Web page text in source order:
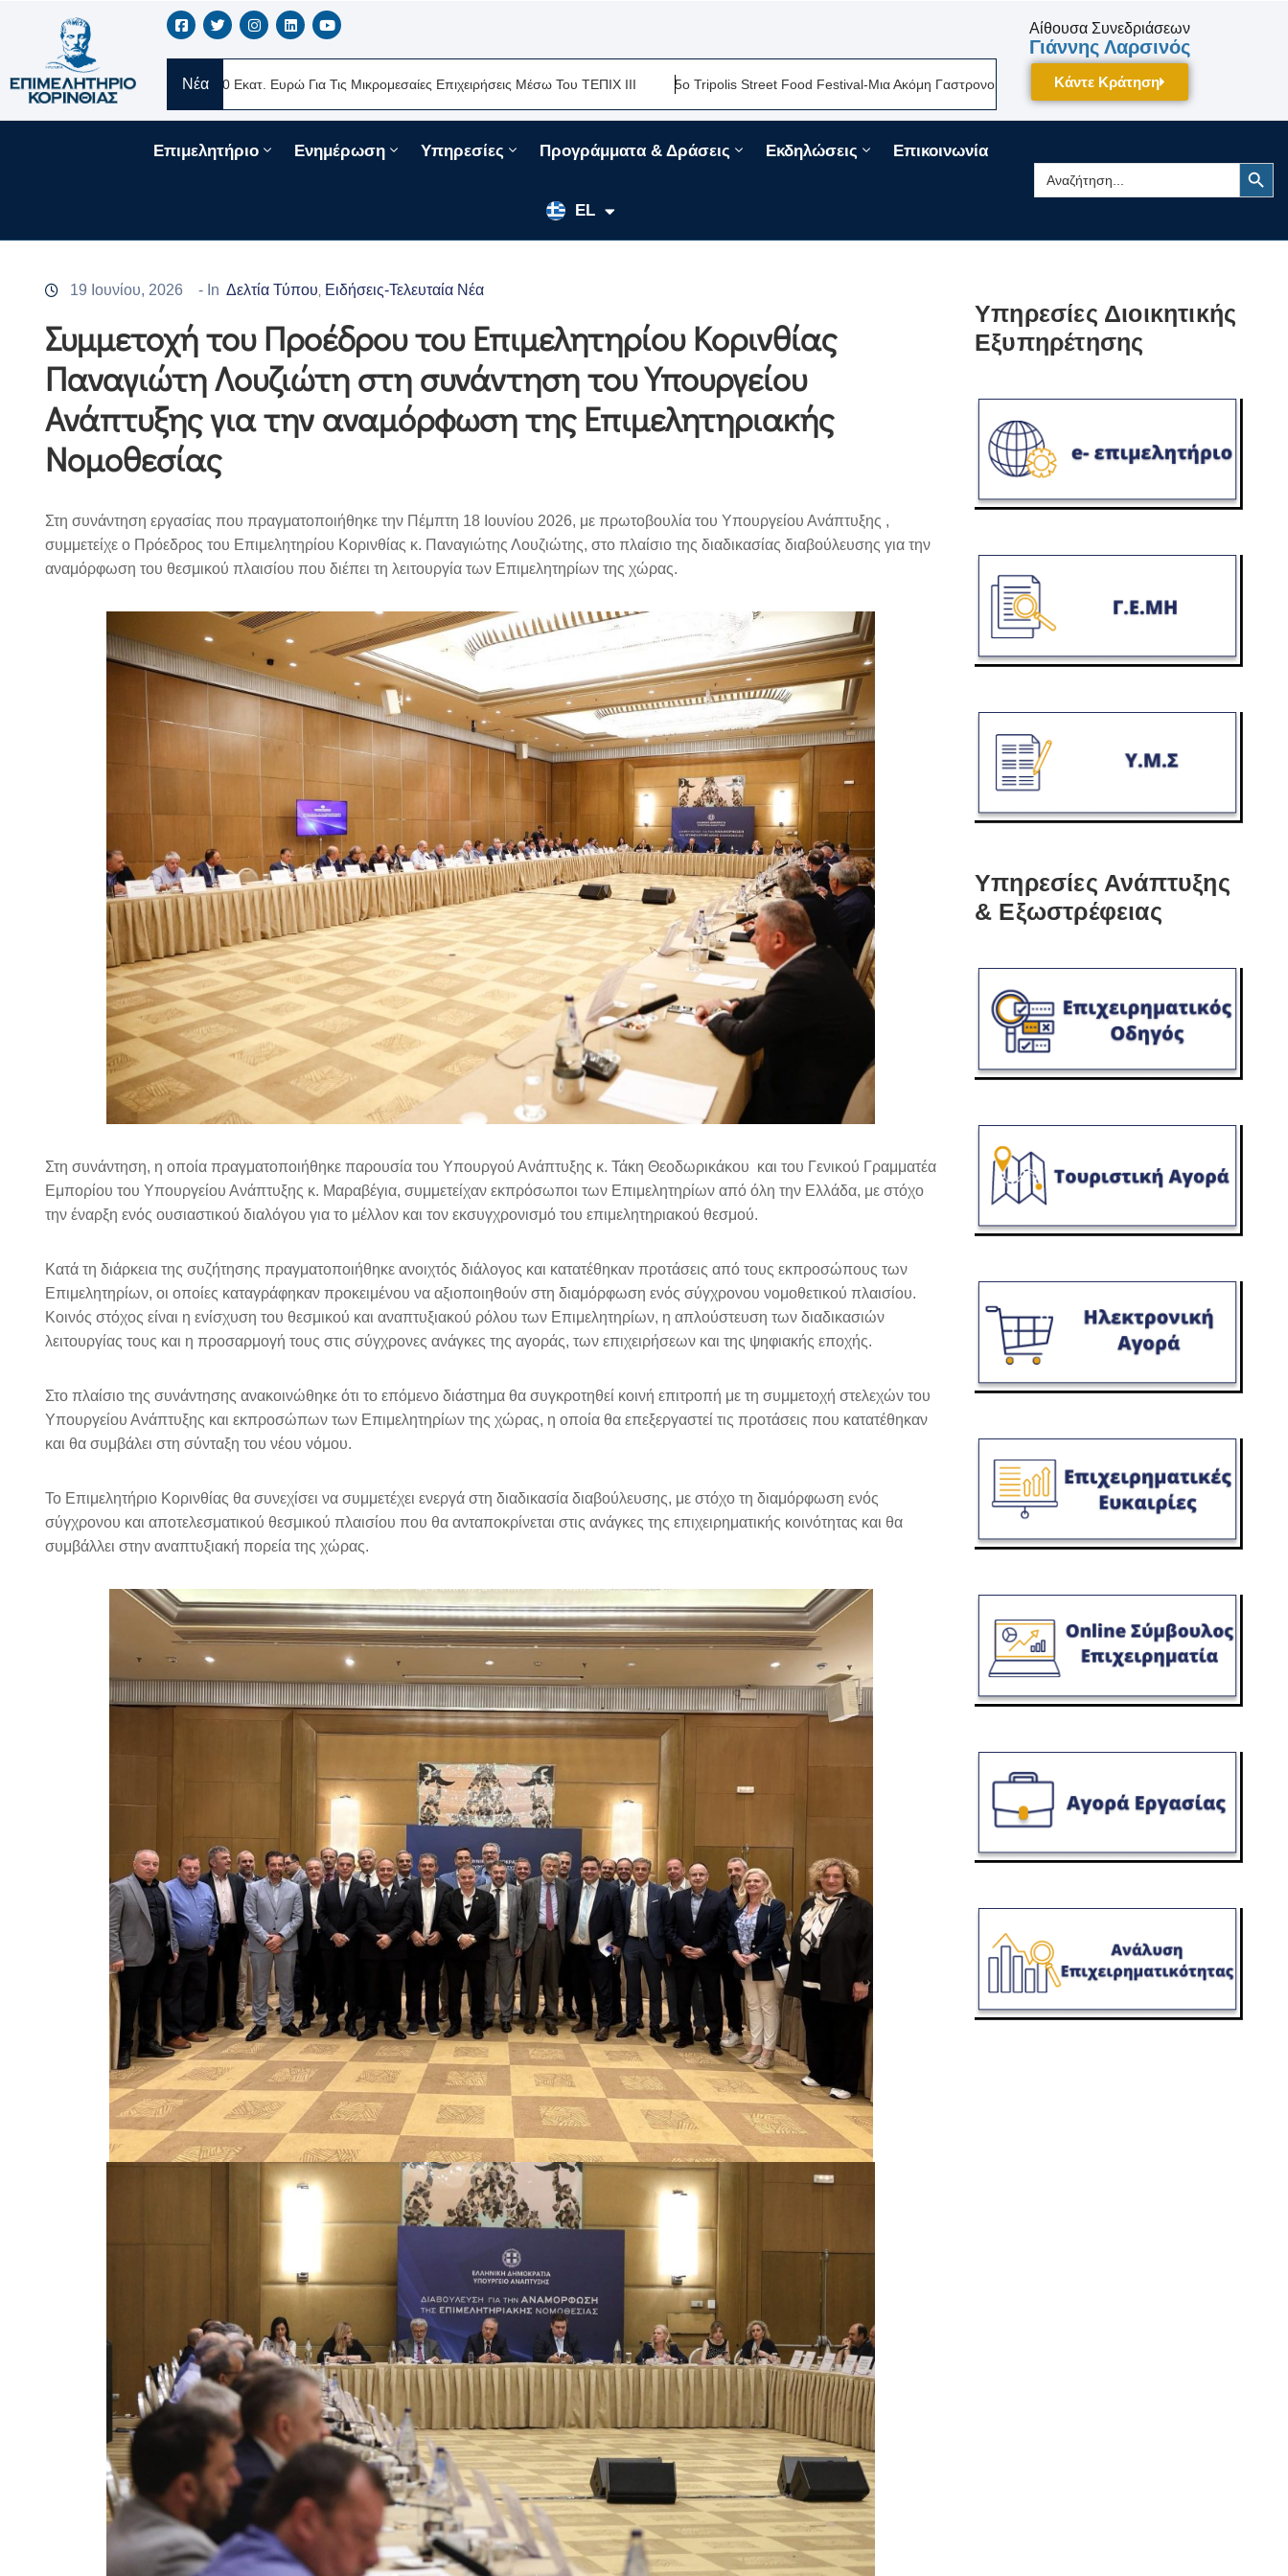
Νέα
Νέα Δάνεια 330 Εκατ. Ευρώ Για Τις Μικρομεσαίες Επιχειρήσεις Μέσω Του ΤΕΠΙΧ ΙΙΙ 5ο Tripolis Street Food Festival-Μια Ακόμη Γαστρονομική Γιορτή Της Πελοποννήσου Δίνει Ραντεβού Τον Σεπτέμβριο
Αίθουσα Συνεδριάσεων
Γιάννης Λαρσινός
Κάντε Κράτηση
Επιμελητήριο Ενημέρωση Υπηρεσίες Προγράμματα & Δράσεις Εκδηλώσεις Επικοινωνία
EL
EN
FR
Search
for:
Search Button
19 Ιουνίου, 2026 - In Δελτία Τύπου Ειδήσεις-Τελευταία Νέα
Συμμετοχή του Προέδρου του Επιμελητηρίου Κορινθίας
Παναγιώτη Λουζιώτη στη συνάντηση του Υπουργείου
Ανάπτυξης για την αναμόρφωση της Επιμελητηριακής
Νομοθεσίας
Στη συνάντηση εργασίας που πραγματοποιήθηκε την Πέμπτη 18 Ιουνίου 2026, με πρωτοβουλία του Υπουργείου Ανάπτυξης ,
συμμετείχε ο Πρόεδρος του Επιμελητηρίου Κορινθίας κ. Παναγιώτης Λουζιώτης, στο πλαίσιο της διαδικασίας διαβούλευσης για την
αναμόρφωση του θεσμικού πλαισίου που διέπει τη λειτουργία των Επιμελητηρίων της χώρας.
Στη συνάντηση, η οποία πραγματοποιήθηκε παρουσία του Υπουργού Ανάπτυξης κ. Τάκη Θεοδωρικάκου και του Γενικού Γραμματέα
Εμπορίου του Υπουργείου Ανάπτυξης κ. Μαραβέγια, συμμετείχαν εκπρόσωποι των Επιμελητηρίων από όλη την Ελλάδα, με στόχο
την έναρξη ενός ουσιαστικού διαλόγου για το μέλλον και τον εκσυγχρονισμό του επιμελητηριακού θεσμού.
Κατά τη διάρκεια της συζήτησης πραγματοποιήθηκε ανοιχτός διάλογος και κατατέθηκαν προτάσεις από τους εκπροσώπους των
Επιμελητηρίων, οι οποίες καταγράφηκαν προκειμένου να αξιοποιηθούν στη διαμόρφωση ενός σύγχρονου νομοθετικού πλαισίου.
Κοινός στόχος είναι η ενίσχυση του θεσμικού και αναπτυξιακού ρόλου των Επιμελητηρίων, η απλούστευση των διαδικασιών
λειτουργίας τους και η προσαρμογή τους στις σύγχρονες ανάγκες της αγοράς, των επιχειρήσεων και της ψηφιακής εποχής.
Στο πλαίσιο της συνάντησης ανακοινώθηκε ότι το επόμενο διάστημα θα συγκροτηθεί κοινή επιτροπή με τη συμμετοχή στελεχών του
Υπουργείου Ανάπτυξης και εκπροσώπων των Επιμελητηρίων της χώρας, η οποία θα επεξεργαστεί τις προτάσεις που κατατέθηκαν
και θα συμβάλει στη σύνταξη του νέου νόμου.
Το Επιμελητήριο Κορινθίας θα συνεχίσει να συμμετέχει ενεργά στη διαδικασία διαβούλευσης, με στόχο τη διαμόρφωση ενός
σύγχρονου και αποτελεσματικού θεσμικού πλαισίου που θα ανταποκρίνεται στις ανάγκες της επιχειρηματικής κοινότητας και θα
συμβάλλει στην αναπτυξιακή πορεία της χώρας.
Υπηρεσίες Διοικητικής
Εξυπηρέτησης
Υπηρεσίες Ανάπτυξης
& Εξωστρέφειας